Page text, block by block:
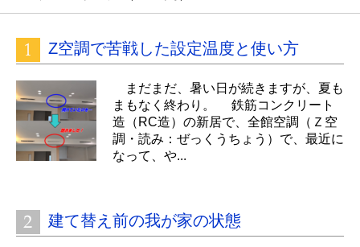
Z空調で苦戦した設定温度と使い方
まだまだ、暑い日が続きますが、夏も
まもなく終わり。 鉄筋コンクリート
造（RC造）の新居で、全館空調（Ｚ空
調・読み：ぜっくうちょう）で、最近に
なって、や...
建て替え前の我が家の状態